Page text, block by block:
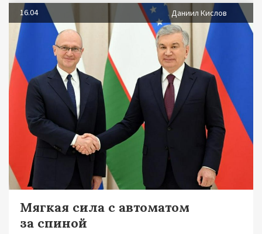
16.04 Даниил Кислов
Мягкая сила с автоматом
за спиной